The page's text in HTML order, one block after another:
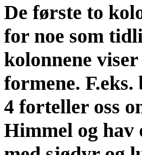
De første to
for noe som
kolonnene
formene. F.eks.
4 forteller oss
Himmel og hav